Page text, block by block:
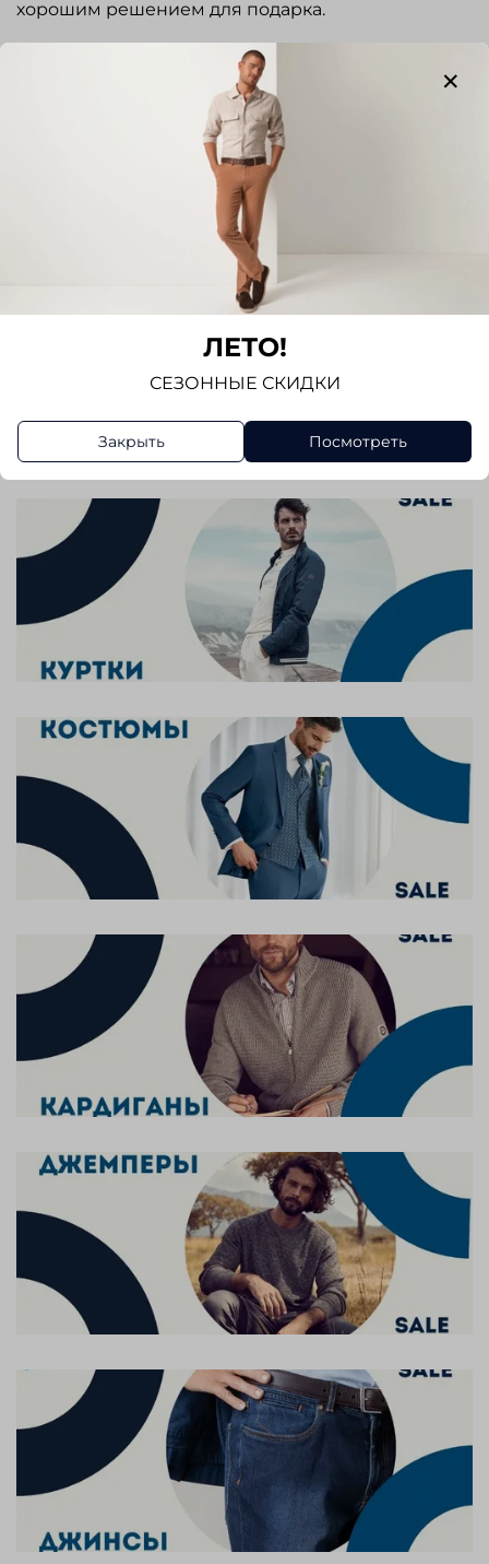
хорошим решением для подарка.
Отзывов еще никто не оставлял
ЛЕТО!
СЕЗОННЫЕ СКИДКИ
Закрыть Посмотреть